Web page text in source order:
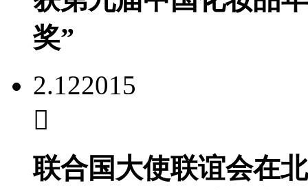
奖”
2.122015
联合国大使联谊会在